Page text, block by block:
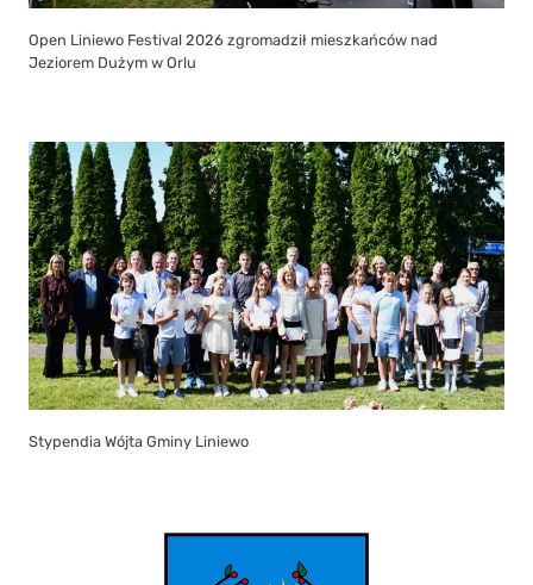
Open Liniewo Festival 2026 zgromadził mieszkańców nad
Jeziorem Dużym w Orlu
Stypendia Wójta Gminy Liniewo